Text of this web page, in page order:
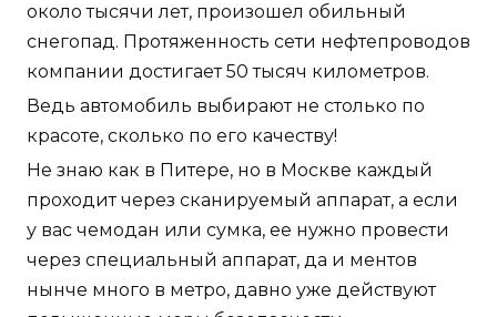
около тысячи лет, произошел обильный
снегопад. Протяженность сети нефтепроводов
компании достигает 50 тысяч километров.
Ведь автомобиль выбирают не столько по
красоте, сколько по его качеству!
Не знаю как в Питере, но в Москве каждый
проходит через сканируемый аппарат, а если
у вас чемодан или сумка, ее нужно провести
через специальный аппарат, да и ментов
нынче много в метро, давно уже действуют